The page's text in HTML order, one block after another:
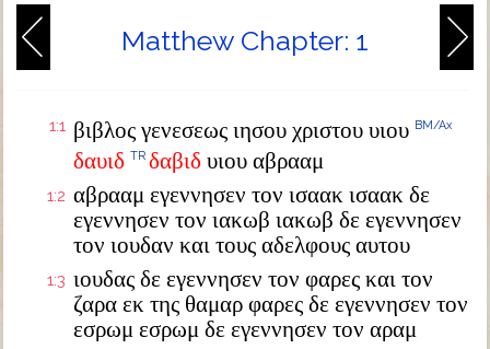
Matthew Chapter: 1
1:1 βιβλος γενεσεως ιησου χριστου υιου BM/Ax
δαυιδ TR δαβιδ υιου αβρααμ
1:2 αβρααμ εγεννησεν τον ισαακ ισαακ δε
εγεννησεν τον ιακωβ ιακωβ δε εγεννησεν
τον ιουδαν και τους αδελφους αυτου
1:3 ιουδας δε εγεννησεν τον φαρες και τον
ζαρα εκ της θαμαρ φαρες δε εγεννησεν τον
εσρωμ εσρωμ δε εγεννησεν τον αραμ